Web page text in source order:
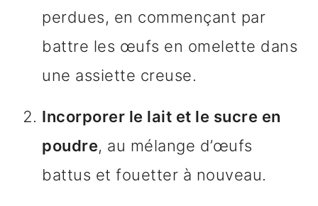
perdues, en commençant par
battre les œufs en omelette dans
une assiette creuse.
Incorporer le lait et le sucre en
poudre, au mélange d’œufs
battus et fouetter à nouveau.